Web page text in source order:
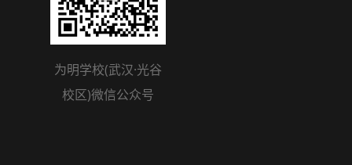
为明学校(武汉·光谷
校区)微信公众号